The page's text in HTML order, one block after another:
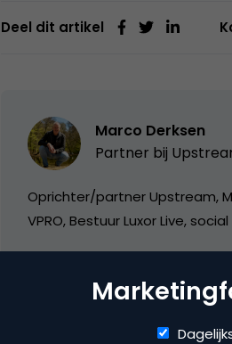
Deel dit artikel
Marco Derksen
Partner bij
Oprichter/partner Upstream,
VPRO, Bestuur Luxor Live,